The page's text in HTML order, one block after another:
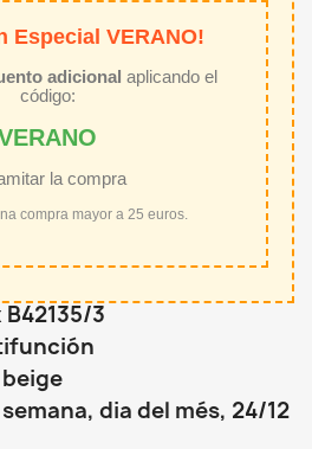
Especial VERANO!
adicional aplicando el
código:
la compra
compra mayor a 25 euros.
3
dia del més, 24/12